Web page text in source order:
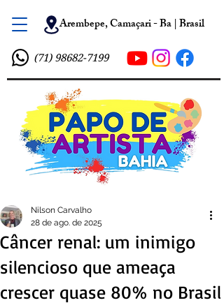
Arembepe, Camaçari - Ba | Brasil
(71) 98682-7199
Câncer renal: um inimigo
silencioso que ameaça
crescer quase 80% no Brasil
Nilson Carvalho
28 de ago. de 2025